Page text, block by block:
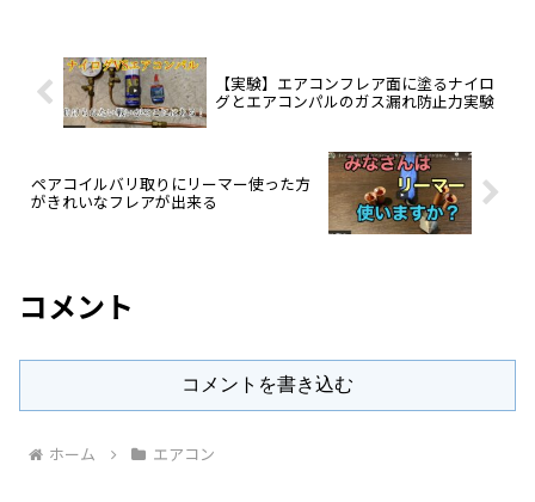
【実験】エアコンフレア面に塗るナイロ
グとエアコンパルのガス漏れ防止力実験
ペアコイルバリ取りにリーマー使った方
がきれいなフレアが出来る
コメント
コメントを書き込む
ホーム エアコン